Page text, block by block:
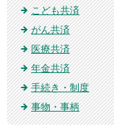
こども共済
がん共済
医療共済
年金共済
手続き・制度
事物・事柄